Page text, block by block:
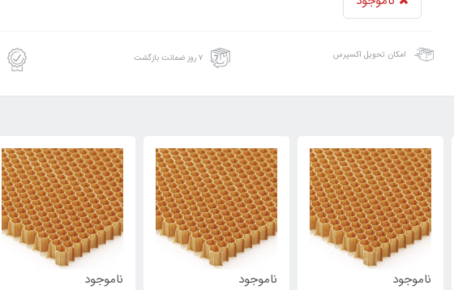
امکان تحویل اکسپرس ۷ روز ضمانت بازگشت
ناموجود ناموجود ناموجود